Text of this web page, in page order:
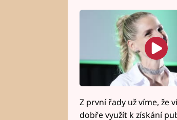
Z první řady už víme, že
dobře využít k získání